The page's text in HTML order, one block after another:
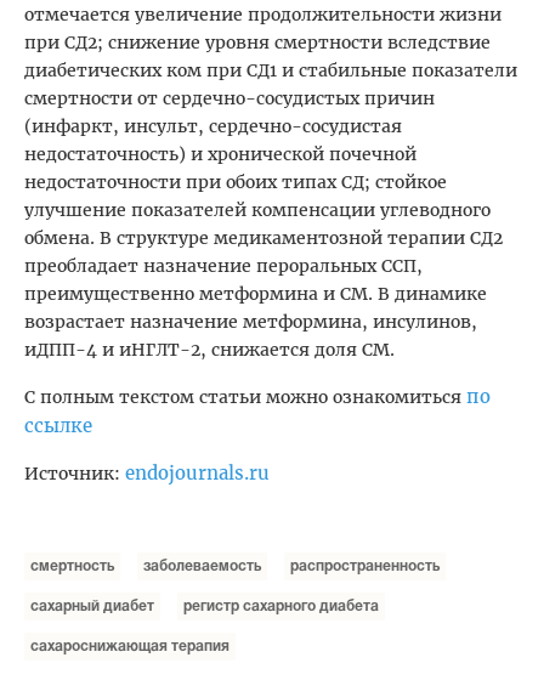
отмечается увеличение продолжительности жизни
при СД2; снижение уровня смертности вследствие
диабетических ком при СД1 и стабильные показатели
смертности от сердечно-сосудистых причин
(инфаркт, инсульт, сердечно-сосудистая
недостаточность) и хронической почечной
недостаточности при обоих типах СД; стойкое
улучшение показателей компенсации углеводного
обмена. В структуре медикаментозной терапии СД2
преобладает назначение пероральных ССП,
преимущественно метформина и СМ. В динамике
возрастает назначение метформина, инсулинов,
иДПП-4 и иНГЛТ-2, снижается доля СМ.
С полным текстом статьи можно ознакомиться по
ссылке
Источник: endojournals.ru
смертность заболеваемость распространенность
сахарный диабет регистр сахарного диабета
сахароснижающая терапия